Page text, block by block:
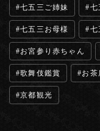
七五三ご姉妹 七
七五三お母様 七
お宮参り赤ちゃん
歌舞伎鑑賞 お茶
京都観光